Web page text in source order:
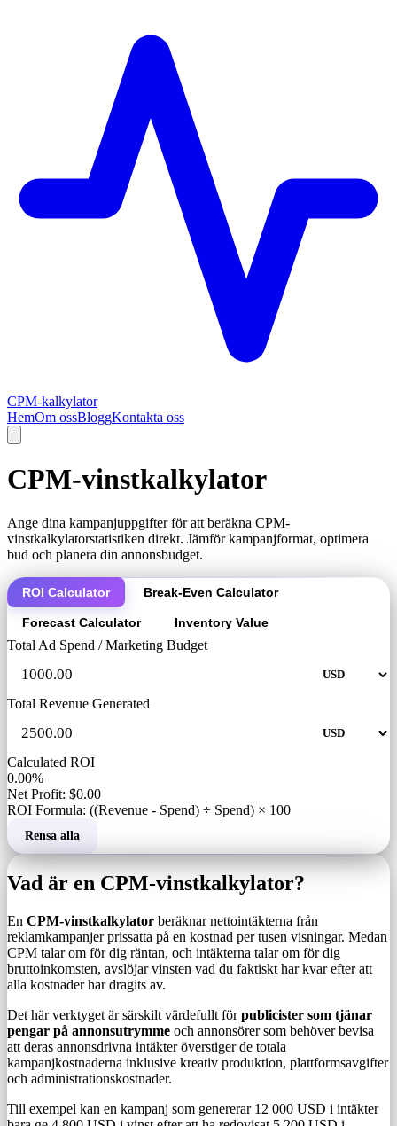
CPM-kalkylator
HemOm ossBloggKontakta oss
CPM-vinstkalkylator
Ange dina kampanjuppgifter för att beräkna CPM-
vinstkalkylatorstatistiken direkt. Jämför kampanjformat, optimera
bud och planera din annonsbudget.
ROI Calculator Break-Even Calculator
Forecast Calculator Inventory Value
Total Ad Spend / Marketing Budget
Total Revenue Generated
Calculated ROI
0.00%
Net Profit: $0.00
ROI Formula: ((Revenue - Spend) ÷ Spend) × 100
Rensa alla
Vad är en CPM-vinstkalkylator?
En CPM-vinstkalkylator beräknar nettointäkterna från
reklamkampanjer prissatta på en kostnad per tusen visningar. Medan
CPM talar om för dig räntan, och intäkterna talar om för dig
bruttoinkomsten, avslöjar vinsten vad du faktiskt har kvar efter att
alla kostnader har dragits av.
Det här verktyget är särskilt värdefullt förpublicister som tjänar
pengar på annonsutrymme och annonsörer som behöver bevisa
att deras annonsdrivna intäkter överstiger de totala
kampanjkostnaderna inklusive kreativ produktion, plattformsavgifter
och administrationskostnader.
Till exempel kan en kampanj som genererar 12 000 USD i intäkter